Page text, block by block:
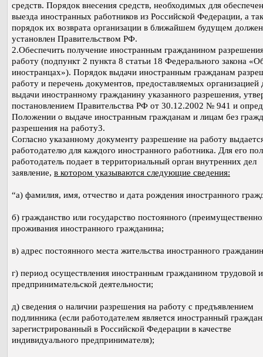
средств. Порядок внесения средств, необходимых для
выезда иностранных работников из Российской Федерации, а
порядок их возврата организации в ближайшем будущем
установлен Правительством РФ.
2.Обеспечить получение иностранным гражданином
работу (подпункт 2 пункта 8 статьи 18 Федерального закона
иностранцах»). Порядок выдачи иностранным гражданам
работу и перечень документов, предоставляемых организацией
выдачи иностранному гражданину указанного разрешения,
постановлением Правительства РФ от 30.12.2002 № 941 и
Положении о выдаче иностранным гражданам и лицам без
разрешения на работу3.
Согласно указанному документу разрешение на работу
работодателю для каждого иностранного работника. Для его
работодатель подает в территориальный орган внутренних дел
заявление, в котором указываются следующие сведения:
“а) фамилия, имя, отчество и дата рождения иностранного
б) гражданство или государство постоянного
проживания иностранного гражданина;
в) адрес постоянного места жительства иностранного
г) период осуществления иностранным гражданином трудовой
предпринимательской деятельности;
д) сведения о наличии разрешения на работу с предъявлением
подлинника (если работодателем является иностранный
зарегистрированный в Российской Федерации в качестве
индивидуального предпринимателя);